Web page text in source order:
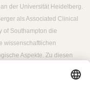
der Universität Heidelberg.
als Associated Clinical
of Southampton die
wissenschaftlichen
Aspekte. Zu diesen